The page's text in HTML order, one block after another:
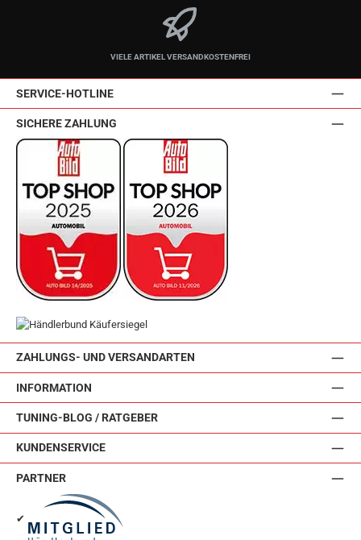
VIELE ARTIKEL VERSANDKOSTENFREI
SERVICE-HOTLINE
ZAHLUNGS- UND VERSANDARTEN
INFORMATION
TUNING-BLOG / RATGEBER
KUNDENSERVICE
SICHERE ZAHLUNG
PARTNER
✔